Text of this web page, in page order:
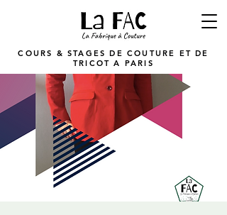
COURS & STAGES DE COUTURE ET DE
TRICOT A PARIS